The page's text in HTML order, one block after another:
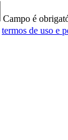
Campo é
termos de uso e